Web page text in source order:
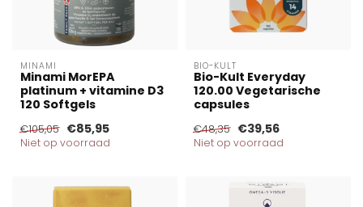
MINAMI
Minami MorEPA
platinum + vitamine D3
120 Softgels
€105,05 €85,95
Niet op voorraad
BIO-KULT
Bio-Kult Everyday
120.00 Vegetarische
capsules
€48,35 €39,56
Niet op voorraad